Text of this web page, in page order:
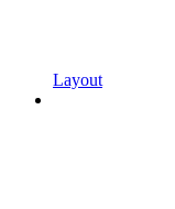
Layout